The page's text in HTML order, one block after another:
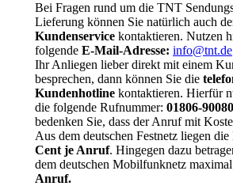
Bei Fragen rund um die TNT
Lieferung können Sie natürlich auch
Kundenservice kontaktieren. Nutzen
folgende E-Mail-Adresse: info@tnt.de
Ihr Anliegen lieber direkt mit einem
besprechen, dann können Sie die
Kundenhotline kontaktieren. Hierfür
die folgende Rufnummer: 01806-
bedenken Sie, dass der Anruf mit
Aus dem deutschen Festnetz liegen
Cent je Anruf. Hingegen dazu
dem deutschen Mobilfunknetz maximal
Anruf.